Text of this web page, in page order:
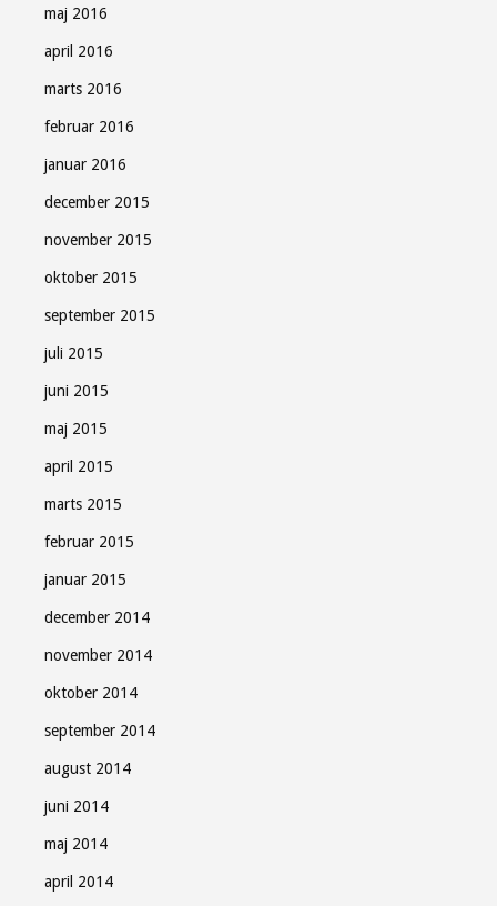
maj 2016
april 2016
marts 2016
februar 2016
januar 2016
december 2015
november 2015
oktober 2015
september 2015
juli 2015
juni 2015
maj 2015
april 2015
marts 2015
februar 2015
januar 2015
december 2014
november 2014
oktober 2014
september 2014
august 2014
juni 2014
maj 2014
april 2014